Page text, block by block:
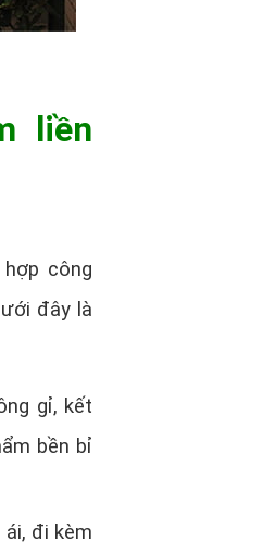
liền
công
đây là
gỉ, kết
bền bỉ
đi kèm